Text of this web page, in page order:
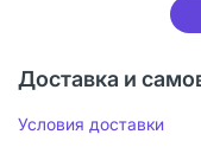
Доставка и
Условия доставки